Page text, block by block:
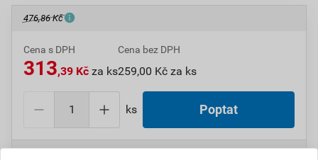
476,86 Kč
Cena s DPH
313,39 Kč za ks
Cena bez DPH
259,00 Kč za ks
ks Poptat
Do košíku přidáte1 ksza313,39Kčs DPH